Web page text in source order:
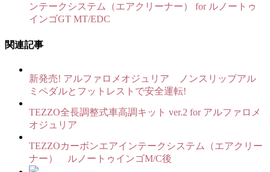
ンテークシステム（エアクリーナー） for ルノートゥ
インゴGT MT/EDC
関連記事
新発売! アルファロメオジュリア ノンスリップアル
ミペダルとフットレストで安全運転!
TEZZO全長調整式車高調キット ver.2 for アルファロメ
オジュリア
TEZZOカーボンエアインテークシステム（エアクリー
ナー） ルノートゥインゴM/C後